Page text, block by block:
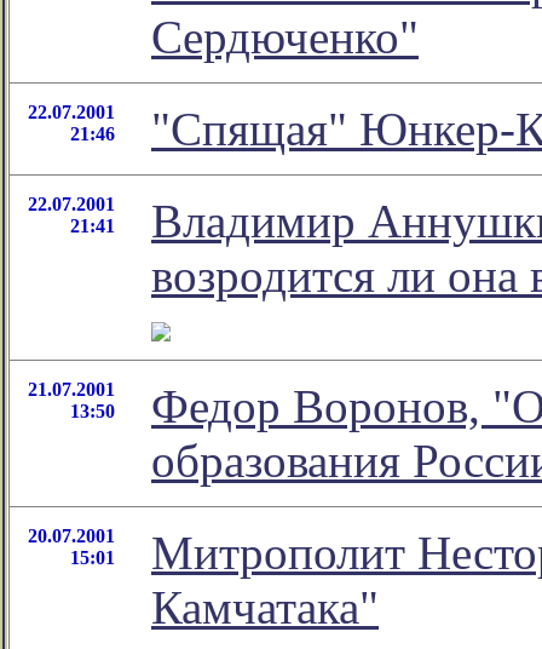
Сердюченко"
22.07.2001
21:46
"Спящая" Юнкер-
22.07.2001
21:41
Владимир
возродится ли она
21.07.2001
13:50
Федор Воронов,
образования
20.07.2001
15:01
Митрополит
Камчатака"